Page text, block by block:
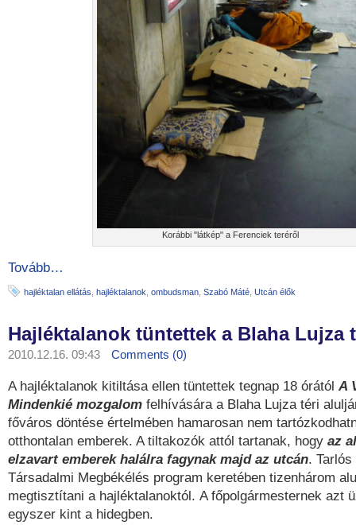
Korábbi "látkép" a Ferenciek teréről
Tovább…
hajléktalan ellátás hajléktalanok ombudsman Szabó Máté Utcán élők
Hajléktalanok tüntettek a Blaha Lujza
2010.12.16. 09:43 Comments (0)
A hajléktalanok kitiltása ellen tüntettek tegnap 18 órától A
Mindenkié mozgalom felhívására a Blaha Lujza téri
főváros döntése értelmében hamarosan nem
otthontalan emberek. A tiltakozók attól tartanak, hogy az
elzavart emberek halálra fagynak majd az utcán.
Társadalmi Megbékélés program keretében tizenhárom
megtisztítani a hajléktalanoktól. A főpolgármesternek azt
egyszer kint a hidegben.